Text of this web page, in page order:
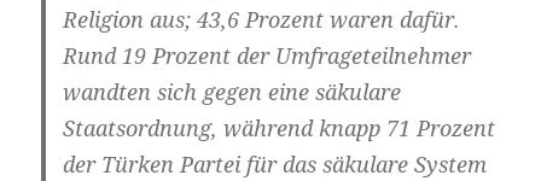
Religion aus; 43,6 Prozent waren dafür.
Rund 19 Prozent der Umfrageteilnehmer
wandten sich gegen eine säkulare
Staatsordnung, während knapp 71 Prozent
der Türken Partei für das säkulare System